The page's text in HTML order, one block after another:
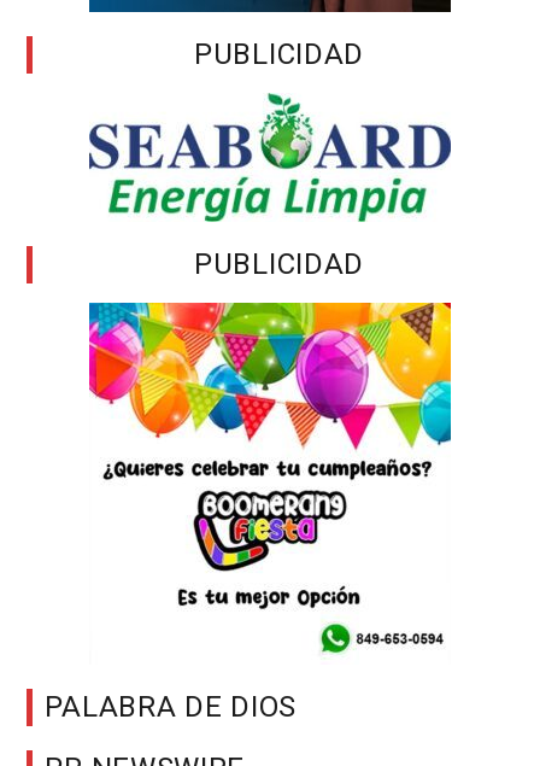
PUBLICIDAD
PUBLICIDAD
PALABRA DE DIOS